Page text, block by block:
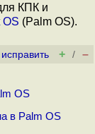
КПК и
OS (Palm OS).
исправить + / –
OS
в Palm OS